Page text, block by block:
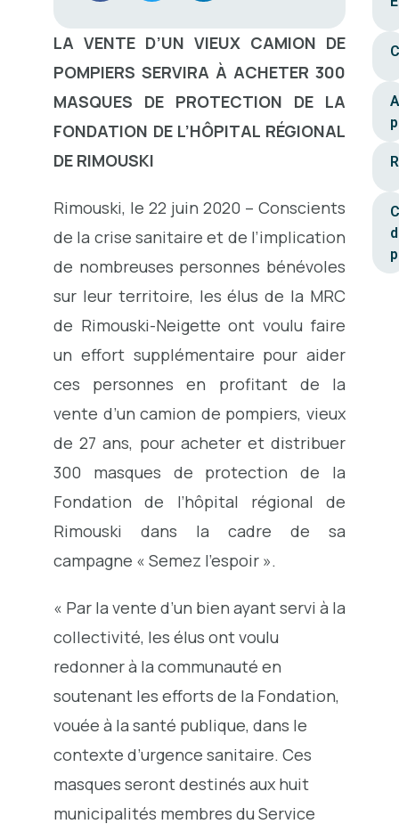
LA VENTE D’UN VIEUX CAMION DE
POMPIERS SERVIRA À ACHETER 300
MASQUES DE PROTECTION DE LA
FONDATION DE L’HÔPITAL RÉGIONAL
DE RIMOUSKI
Rimouski, le 22 juin 2020 – Conscients
de la crise sanitaire et de l’implication
de nombreuses personnes bénévoles
sur leur territoire, les élus de la MRC
de Rimouski-Neigette ont voulu faire
un effort supplémentaire pour aider
ces personnes en profitant de la
vente d’un camion de pompiers, vieux
de 27 ans, pour acheter et distribuer
300 masques de protection de la
Fondation de l’hôpital régional de
Rimouski dans la cadre de sa
campagne « Semez l’espoir ».
« Par la vente d’un bien ayant servi à la
collectivité, les élus ont voulu
redonner à la communauté en
soutenant les efforts de la Fondation,
vouée à la santé publique, dans le
contexte d’urgence sanitaire. Ces
masques seront destinés aux huit
municipalités membres du Service